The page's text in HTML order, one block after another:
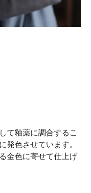
て釉薬に調合するこ
発色させています。
金色に寄せて仕上げ